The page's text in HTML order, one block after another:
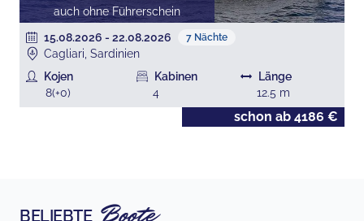
auch ohne Führerschein
15.08.2026 - 22.08.2026 7 Nächte
Cagliari, Sardinien
Kojen
8(+0)
Kabinen
4
Länge
12.5 m
schon ab 4186 €
BELIEBTE